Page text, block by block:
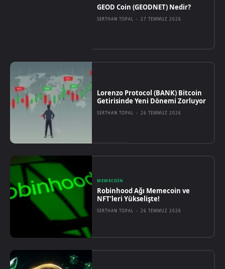
GEOD Coin (GEODNET) Nedir?
SERTHAN TOPAL - 27 TEMMUZ 2026
Lorenzo Protocol (BANK) Bitcoin
Getirisinde Yeni Dönemi Zorluyor
SERTHAN TOPAL - 26 TEMMUZ 2026
MEMECOIN
Robinhood Ağı Memecoin ve
NFT’leri Yükselişte!
SERTHAN TOPAL - 26 TEMMUZ 2026